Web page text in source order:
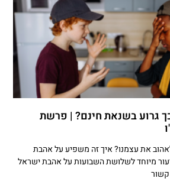
גרוע בשנאת חינם? | פרשת
את עצמנו? איך זה משפיע על אהבת
מיוחד לשלושת השבועות על אהבת ישראל
קשור